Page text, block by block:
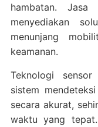
hambatan.
menyediakan
menunjang
keamanan.
Teknologi
sistem
secara akurat,
waktu yang